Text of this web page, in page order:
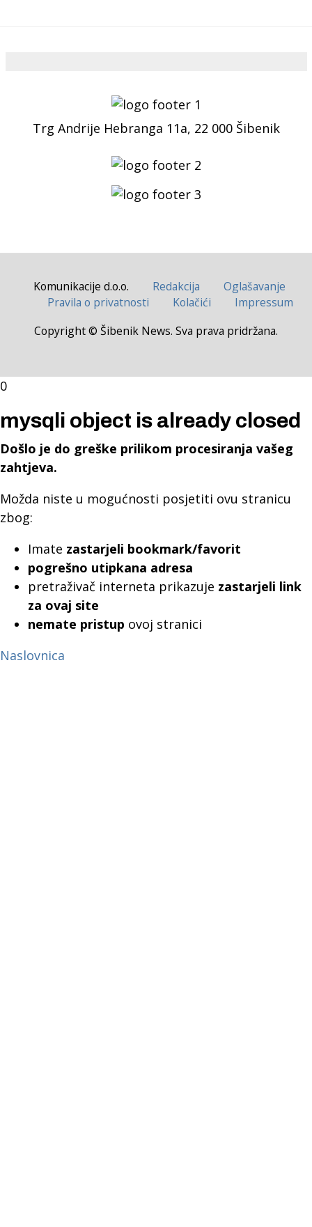
Trg Andrije Hebranga 11a, 22 000 Šibenik
Komunikacije d.o.o. Redakcija
Oglašavanje
Pravila o privatnosti
Kolačići
Impressum
Copyright © Šibenik News. Sva prava pridržana.
0
mysqli object is already closed
Došlo je do greške prilikom procesiranja vašeg
zahtjeva.
Možda niste u mogućnosti posjetiti ovu stranicu
zbog:
Imate zastarjeli bookmark/favorit
pogrešno utipkana adresa
pretraživač interneta prikazuje zastarjeli link
za ovaj site
nemate pristup ovoj stranici
Naslovnica